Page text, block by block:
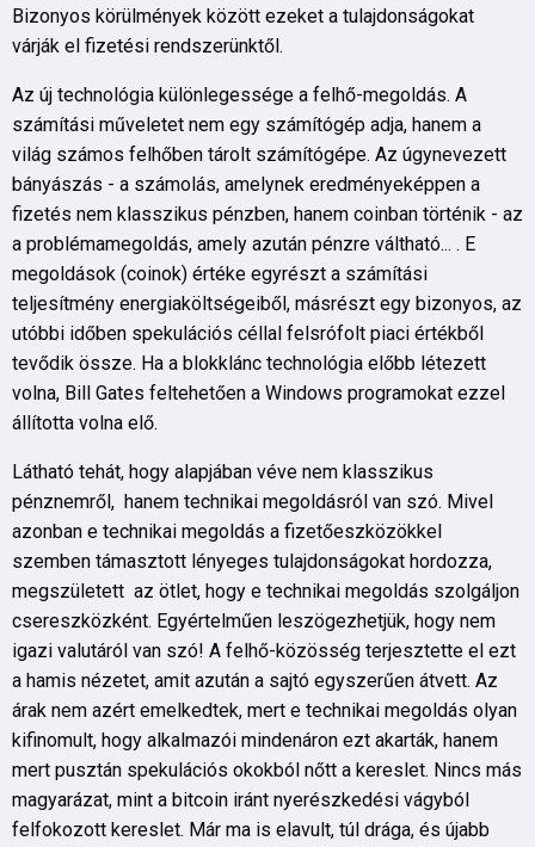
Bizonyos körülmények között ezeket a tulajdonságokat
várják el fizetési rendszerünktől.
Az új technológia különlegessége a felhő-megoldás. A
számítási műveletet nem egy számítógép adja, hanem a
világ számos felhőben tárolt számítógépe. Az úgynevezett
bányászás - a számolás, amelynek eredményeképpen a
fizetés nem klasszikus pénzben, hanem coinban történik - az
a problémamegoldás, amely azután pénzre váltható... . E
megoldások (coinok) értéke egyrészt a számítási
teljesítmény energiaköltségeiből, másrészt egy bizonyos, az
utóbbi időben spekulációs céllal felsrófolt piaci értékből
tevődik össze. Ha a blokklánc technológia előbb létezett
volna, Bill Gates feltehetően a Windows programokat ezzel
állította volna elő.
Látható tehát, hogy alapjában véve nem klasszikus
pénznemről, hanem technikai megoldásról van szó. Mivel
azonban e technikai megoldás a fizetőeszközökkel
szemben támasztott lényeges tulajdonságokat hordozza,
megszületett az ötlet, hogy e technikai megoldás szolgáljon
csereszközként. Egyértelműen leszögezhetjük, hogy nem
igazi valutáról van szó! A felhő-közösség terjesztette el ezt
a hamis nézetet, amit azután a sajtó egyszerűen átvett. Az
árak nem azért emelkedtek, mert e technikai megoldás olyan
kifinomult, hogy alkalmazói mindenáron ezt akarták, hanem
mert pusztán spekulációs okokból nőtt a kereslet. Nincs más
magyarázat, mint a bitcoin iránt nyerészkedési vágyból
felfokozott kereslet. Már ma is elavult, túl drága, és újabb